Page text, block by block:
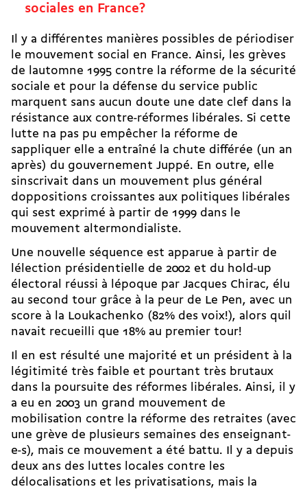
sociales en France?
Il y a différentes manières possibles de périodiser
le mouvement social en France. Ainsi, les grèves
de lautomne 1995 contre la réforme de la sécurité
sociale et pour la défense du service public
marquent sans aucun doute une date clef dans la
résistance aux contre-réformes libérales. Si cette
lutte na pas pu empêcher la réforme de
sappliquer elle a entraîné la chute différée (un an
après) du gouvernement Juppé. En outre, elle
sinscrivait dans un mouvement plus général
doppositions croissantes aux politiques libérales
qui sest exprimé à partir de 1999 dans le
mouvement altermondialiste.
Une nouvelle séquence est apparue à partir de
lélection présidentielle de 2002 et du hold-up
électoral réussi à lépoque par Jacques Chirac, élu
au second tour grâce à la peur de Le Pen, avec un
score à la Loukachenko (82% des voix!), alors quil
navait recueilli que 18% au premier tour!
Il en est résulté une majorité et un président à la
légitimité très faible et pourtant très brutaux
dans la poursuite des réformes libérales. Ainsi, il y
a eu en 2003 un grand mouvement de
mobilisation contre la réforme des retraites (avec
une grève de plusieurs semaines des enseignant-
e-s), mais ce mouvement a été battu. Il y a depuis
deux ans des luttes locales contre les
délocalisations et les privatisations, mais la